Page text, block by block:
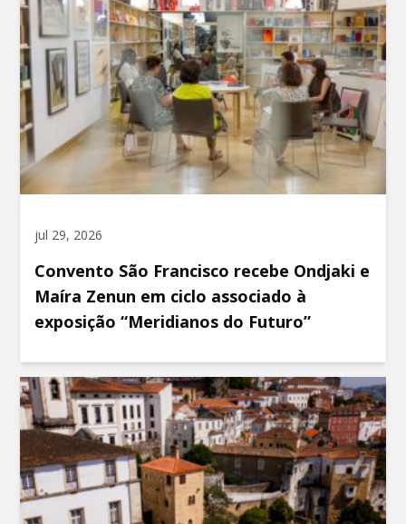
jul 29, 2026
Convento São Francisco recebe Ondjaki e
Maíra Zenun em ciclo associado à
exposição “Meridianos do Futuro”